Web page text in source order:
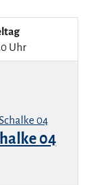
Uhr
04